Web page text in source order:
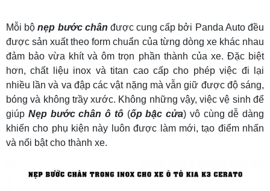
Mỗi bộnẹp bước chân được cung cấp bởi Panda Auto đều
được sản xuất theo form chuẩn của từng dòng xe khác nhau
đảm bảo vừa khít và ôm trọn phần thành của xe. Đặc biệt
hơn, chất liệu inox và titan cao cấp cho phép việc đi lại
nhiều lần và va đập các vật nặng mà vẫn giữ được độ sáng,
bóng và không trầy xước. Không những vậy, việc vệ sinh để
giúp Nẹp bước chân ô tô (ốp bậc cửa) vô cùng dễ dàng
khiến cho phụ kiện này luôn được làm mới, tạo điểm nhấn
và nổi bật cho thành xe.